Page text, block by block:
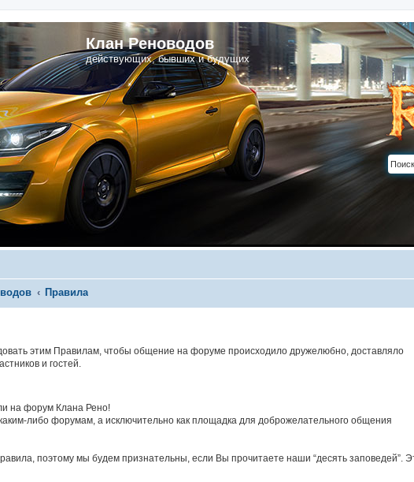
Клан Реноводов
действующих, бывших и будущих
Правила
этим Правилам, чтобы общение на форуме происходило дружелюбно, доставляло
и гостей.
на форум Клана Рено!
либо форумам, а исключительно как площадка для доброжелательного общения
поэтому мы будем признательны, если Вы прочитаете наши “десять заповедей”.